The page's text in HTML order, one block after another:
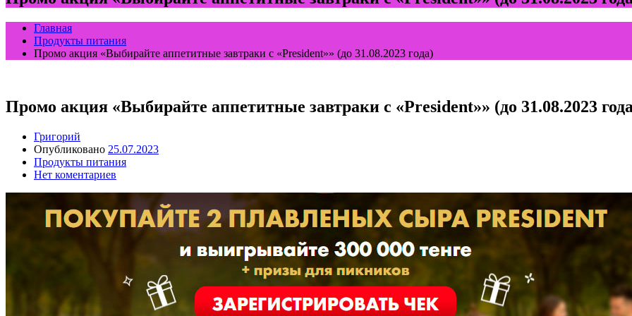
Главная
Продукты питания
Промо акция «Выбирайте аппетитные завтраки с «President»» (до 31.08.2023 года)
Промо акция «Выбирайте аппетитные завтраки с «President»» (до 31.08.2023
Григорий
Опубликовано 25.07.2023
Продукты питания
Нет коментариев